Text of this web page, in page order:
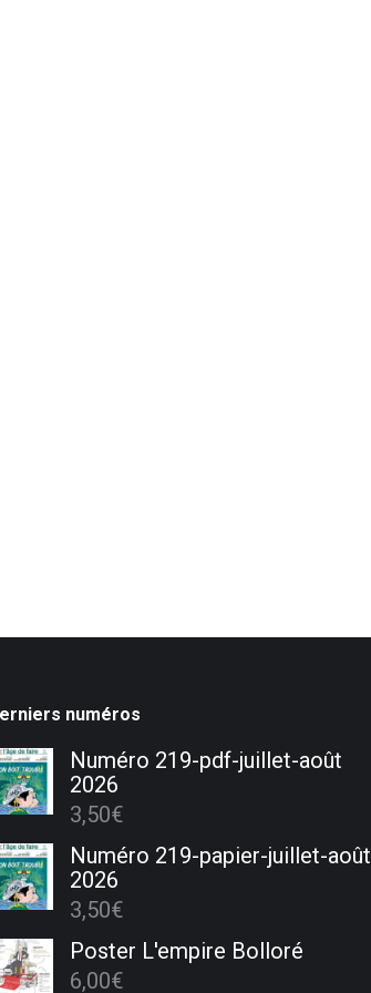
numéros
Numéro 219-pdf-juillet-août
2026
3,50€
Numéro 219-papier-juillet-août
2026
3,50€
Poster L'empire Bolloré
6,00€